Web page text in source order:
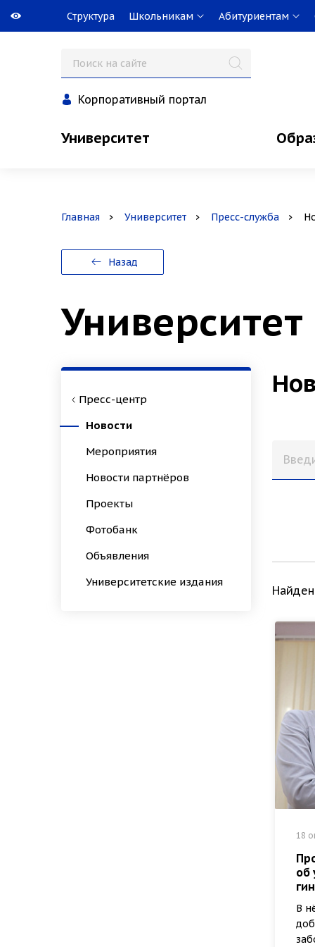
Структура Школьникам Абитуриентам
Корпоративный портал
Университет
Главная Университет Пресс-служба
Назад
Университет
Пресс-центр
Новости
Мероприятия
Новости партнёров
Проекты
Фотобанк
Объявления
Университетские издания
18
об
В